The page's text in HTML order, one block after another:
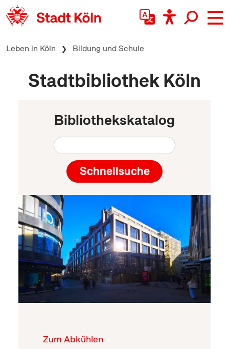
zum Inhalt springen
Leben in Köln Bildung und Schule
Stadtbibliothek Köln
Bibliothekskatalog
Schnellsuche
Zum Abkühlen